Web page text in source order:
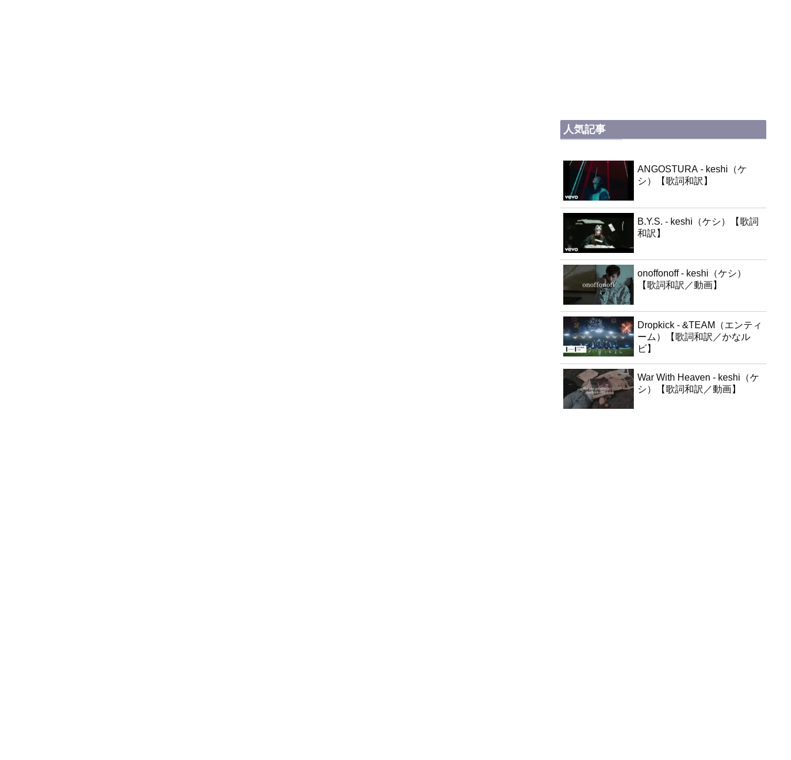
人気記事
ANGOSTURA - keshi（ケ
シ）【歌詞和訳】
B.Y.S. - keshi（ケシ）【歌詞
和訳】
onoffonoff - keshi（ケシ）
【歌詞和訳／動画】
Dropkick - &TEAM（エンティ
ーム）【歌詞和訳／かなル
ビ】
War With Heaven - keshi（ケ
シ）【歌詞和訳／動画】